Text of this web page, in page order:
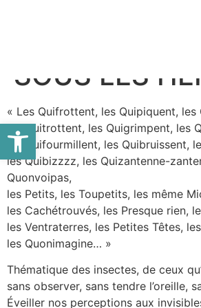
Ouvrir la barre d’outils
SOUS LES
« Les Quifrottent, les Quipiquent, les
les Quitrottent, les Quigrimpent, les
les Quifourmillent, les Quibruissent,
les Quibizzzz, les Quizantenne-
Quonvoipas,
les Petits, les Toupetits, les même
les Cachétrouvés, les Presque rien,
les Ventraterres, les Petites Têtes,
les Quonimagine… »
Thématique des insectes, de ceux
sans observer, sans tendre l’oreille,
Éveiller nos perceptions aux